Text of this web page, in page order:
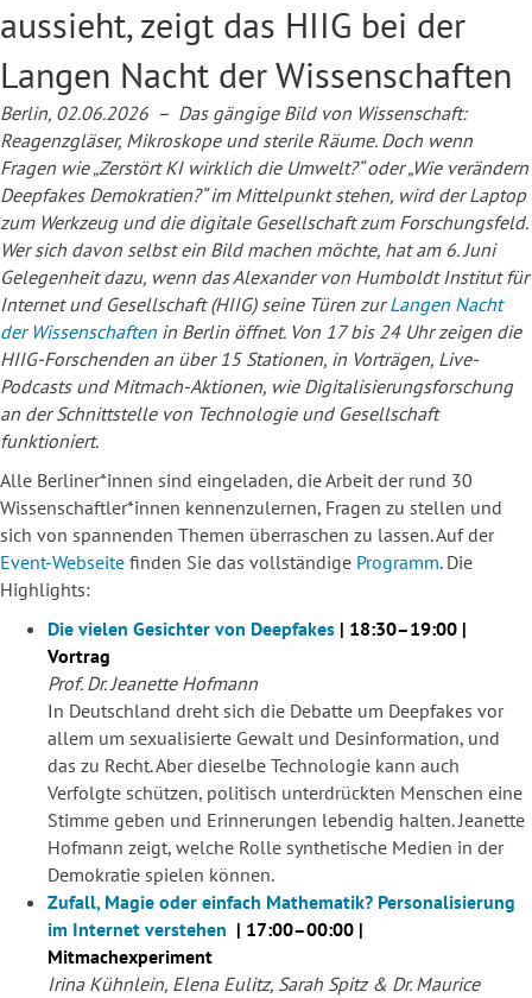
aussieht, zeigt das HIIG bei der
Langen Nacht der Wissenschaften
Berlin, 02.06.2026 – Das gängige Bild von Wissenschaft:
Reagenzgläser, Mikroskope und sterile Räume. Doch wenn
Fragen wie „Zerstört KI wirklich die Umwelt?“ oder „Wie verändern
Deepfakes Demokratien?“ im Mittelpunkt stehen, wird der Laptop
zum Werkzeug und die digitale Gesellschaft zum Forschungsfeld.
Wer sich davon selbst ein Bild machen möchte, hat am 6. Juni
Gelegenheit dazu, wenn das Alexander von Humboldt Institut für
Internet und Gesellschaft (HIIG) seine Türen zurLangen Nacht
der Wissenschaften in Berlin öffnet. Von 17 bis 24 Uhr zeigen die
HIIG-Forschenden an über 15 Stationen, in Vorträgen, Live-
Podcasts und Mitmach-Aktionen, wie Digitalisierungsforschung
an der Schnittstelle von Technologie und Gesellschaft
funktioniert.
Alle Berliner*innen sind eingeladen, die Arbeit der rund 30
Wissenschaftler*innen kennenzulernen, Fragen zu stellen und
sich von spannenden Themen überraschen zu lassen. Auf der
Event-Webseite finden Sie das vollständige Programm. Die
Highlights:
Die vielen Gesichter von Deepfakes | 18:30–19:00 |
Vortrag
Prof. Dr. Jeanette Hofmann
In Deutschland dreht sich die Debatte um Deepfakes vor
allem um sexualisierte Gewalt und Desinformation, und
das zu Recht. Aber dieselbe Technologie kann auch
Verfolgte schützen, politisch unterdrückten Menschen eine
Stimme geben und Erinnerungen lebendig halten. Jeanette
Hofmann zeigt, welche Rolle synthetische Medien in der
Demokratie spielen können.
Zufall, Magie oder einfach Mathematik? Personalisierung
im Internet verstehen | 17:00–00:00 |
Mitmachexperiment
Irina Kühnlein, Elena Eulitz, Sarah Spitz & Dr. Maurice